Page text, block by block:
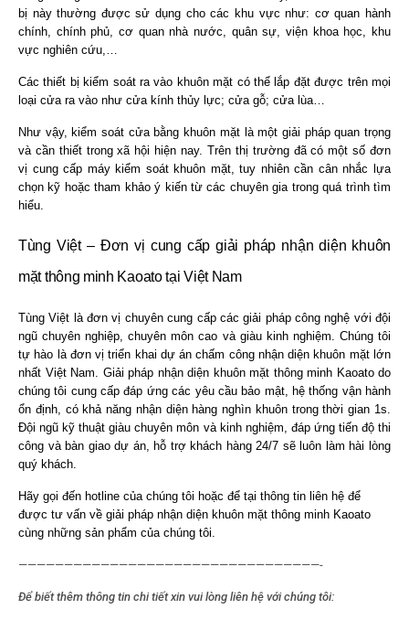
bị này thường được sử dụng cho các khu vực như: cơ quan hành
chính, chính phủ, cơ quan nhà nước, quân sự, viện khoa học, khu
vực nghiên cứu,…
Các thiết bị kiểm soát ra vào khuôn mặt có thể lắp đặt được trên mọi
loại cửa ra vào như cửa kính thủy lực; cửa gỗ; cửa lùa…
Như vậy, kiểm soát cửa bằng khuôn mặt là một giải pháp quan trọng
và cần thiết trong xã hội hiện nay. Trên thị trường đã có một số đơn
vị cung cấp máy kiểm soát khuôn mặt, tuy nhiên cần cân nhắc lựa
chọn kỹ hoặc tham khảo ý kiến từ các chuyên gia trong quá trình tìm
hiểu.
Tùng Việt – Đơn vị cung cấp giải pháp nhận diện khuôn
mặt thông minh Kaoato tại Việt Nam
Tùng Việt là đơn vị chuyên cung cấp các giải pháp công nghệ với đội
ngũ chuyên nghiệp, chuyên môn cao và giàu kinh nghiệm. Chúng tôi
tự hào là đơn vị triển khai dự án chấm công nhận diện khuôn mặt lớn
nhất Việt Nam. Giải pháp nhận diện khuôn mặt thông minh Kaoato do
chúng tôi cung cấp đáp ứng các yêu cầu bảo mật, hệ thống vận hành
ổn định, có khả năng nhận diện hàng nghìn khuôn trong thời gian 1s.
Đội ngũ kỹ thuật giàu chuyên môn và kinh nghiệm, đáp ứng tiến độ thi
công và bàn giao dự án, hỗ trợ khách hàng 24/7 sẽ luôn làm hài lòng
quý khách.
Hãy gọi đến hotline của chúng tôi hoặc để tại thông tin liên hệ để
được tư vấn về giải pháp nhận diện khuôn mặt thông minh Kaoato
cùng những sản phẩm của chúng tôi.
—————————————————————————————————-
Để biết thêm thông tin chi tiết xin vui lòng liên hệ với chúng tôi: